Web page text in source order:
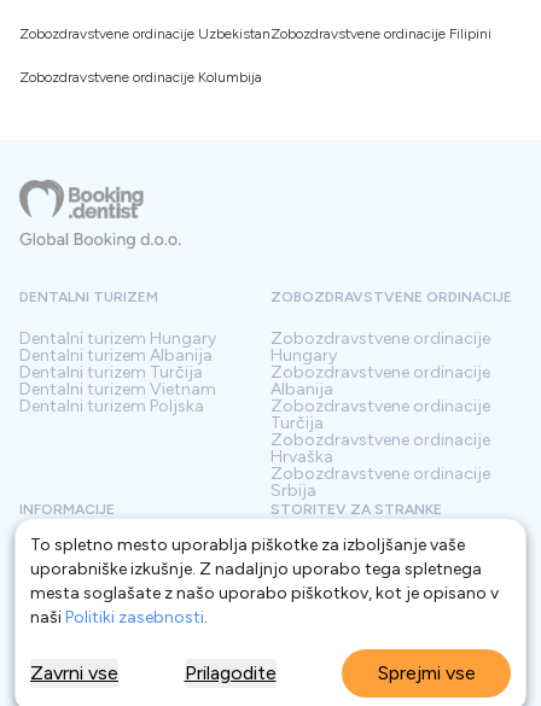
Zobozdravstvene ordinacije UzbekistanZobozdravstvene ordinacije Filipini
Zobozdravstvene ordinacije Kolumbija
To spletno mesto uporablja piškotke za izboljšanje vaše
uporabniške izkušnje. Z nadaljnjo uporabo tega spletnega
mesta soglašate z našo uporabo piškotkov, kot je opisano v
našiPolitiki zasebnosti.
Zavrni vse Prilagodite Sprejmi vse
DENTALNI TURIZEM
Dentalni turizem Hungary
Dentalni turizem Albanija
Dentalni turizem Turčija
Dentalni turizem Vietnam
Dentalni turizem Poljska
ZOBOZDRAVSTVENE ORDINACIJE
Zobozdravstvene ordinacije
Hungary
Zobozdravstvene ordinacije
Albanija
Zobozdravstvene ordinacije
Turčija
Zobozdravstvene ordinacije
Hrvaška
Zobozdravstvene ordinacije
Srbija
INFORMACIJE
O nas
Kontakt
Pogosta vprašanja
Blog
Glosar
STORITEV ZA STRANKE
Pogoji
Politika zasebnosti
Za Klinike